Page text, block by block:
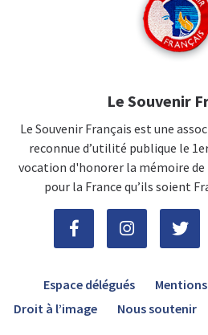
Le Souvenir
Le Souvenir Français est une
reconnue d’utilité publique le
vocation d'honorer la mémoire
pour la France qu’ils soient
Espace délégués
Droit à l’image
Nous soutenir